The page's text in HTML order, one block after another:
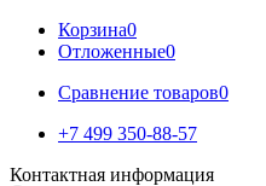
Корзина0
Отложенные0
Сравнение товаров0
+7 499 350-88-57
Контактная информация